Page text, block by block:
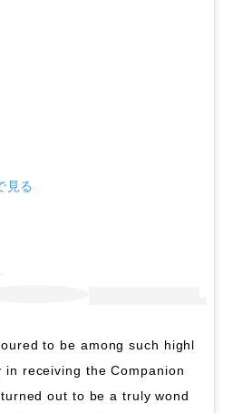
見る
to be among such highl
in receiving the Companion
out to be a truly wond